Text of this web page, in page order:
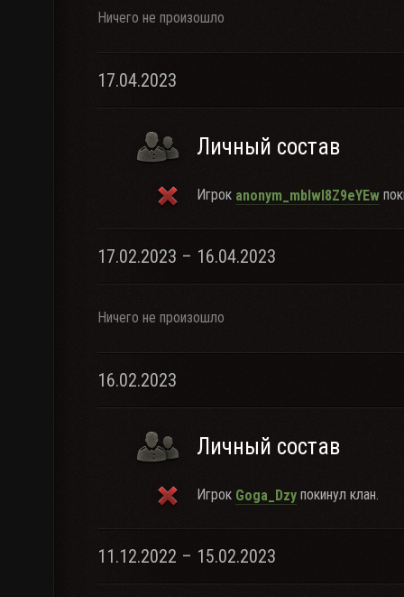
Ничего не произошло
17.04.2023
Личный состав
Игрок anonym_mblwI8Z9eYEw
17.02.2023 – 16.04.2023
Ничего не произошло
16.02.2023
Личный состав
Игрок Goga_Dzy покинул клан.
11.12.2022 – 15.02.2023